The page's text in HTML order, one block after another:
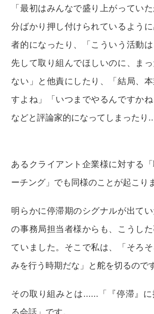
「最初はみんなで盛り上がってい
分ばかり押し付けられているよう
者的になったり、「こういう活動
先して取り組んでほしいのに、ま
ない」と他責にしたり、「結局、
すよね」「いつまでやるんですかね
などと評論家的になってしまったり
あるクライアント企業様に対する
ーチング」でも同様のことが起こり
明らかに停滞期のシグナルが出て
の事務局担当者様からも、こうし
ていました。そこで私は、「そろ
みを行う時期だな」と舵を切るので
その取り組みとは......「『停滞』